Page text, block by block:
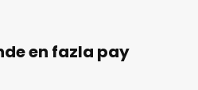
en fazla pay